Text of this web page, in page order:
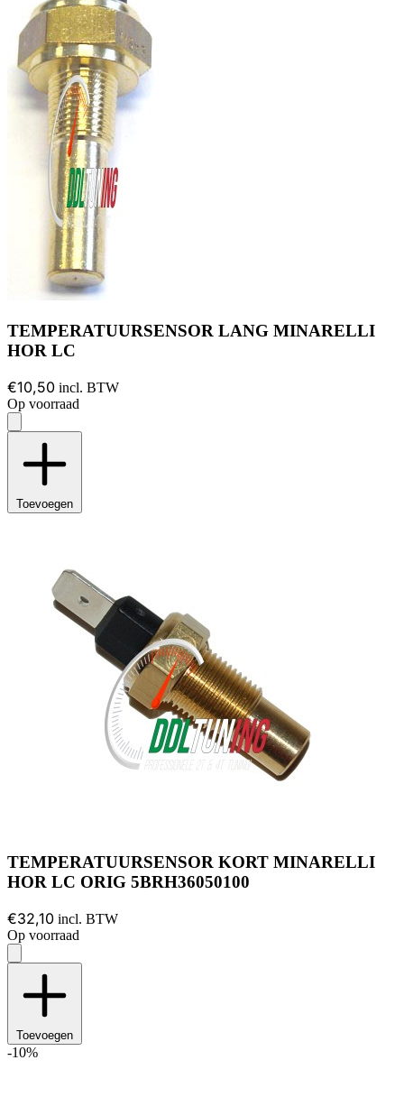
TEMPERATUURSENSOR LANG MINARELLI
HOR LC
€10,50 incl. BTW
Op voorraad
Toevoegen
TEMPERATUURSENSOR KORT MINARELLI
HOR LC ORIG 5BRH36050100
€32,10 incl. BTW
Op voorraad
Toevoegen
-10%